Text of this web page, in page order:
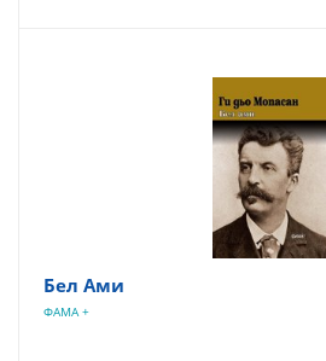
Бел Ами
ФАМА +